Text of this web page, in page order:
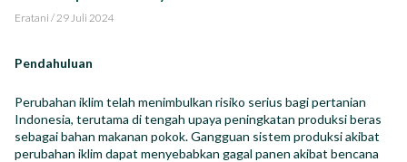
ID EN
Eratani /29 Juli 2024
Pendahuluan
Perubahan iklim telah menimbulkan risiko serius bagi pertanian
Indonesia, terutama di tengah upaya peningkatan produksi beras
sebagai bahan makanan pokok. Gangguan sistem produksi akibat
perubahan iklim dapat menyebabkan gagal panen akibat bencana